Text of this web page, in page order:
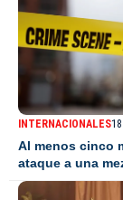
INTERNACIONALES
Al menos cinco
ataque a una